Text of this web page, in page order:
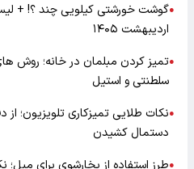
●
اردیبهشت ۱۴۰۵
●تمیز کردن مبلمان در خانه؛ روش
سلطنتی و استیل
●نکات طلایی تمیزکاری تلویزیون؛
دستمال کشیدن
●طرز استفاده از بخارشوی برای